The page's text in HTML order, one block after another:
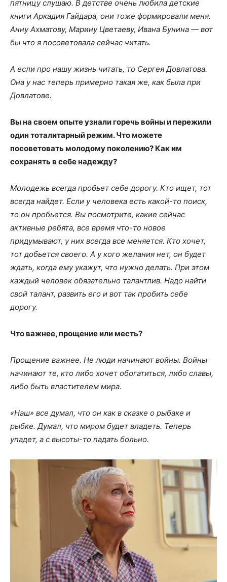
пятницу слушаю. В детстве очень любила детские
книги Аркадия Гайдара, они тоже формировали меня.
Анну Ахматову, Марину Цветаеву, Ивана Бунина — вот
бы что я посоветовала сейчас читать.
А если про нашу жизнь читать, то Сергея Довлатова.
Она у нас теперь примерно такая же, как была при
Довлатове.
Вы на своем опыте узнали горечь войны и пережили
один тоталитарный режим. Что можете
посоветовать молодому поколению? Как им
сохранять в себе надежду?
Молодежь всегда пробьет себе дорогу. Кто ищет, тот
всегда найдет. Если у человека есть какой-то поиск,
то он пробьется. Вы посмотрите, какие сейчас
активные ребята, все время что-то новое
придумывают, у них всегда все меняется. Кто хочет,
тот добьется своего. А у кого желания нет, он будет
ждать, когда ему укажут, что нужно делать. При этом
каждый человек обязательно талантлив. Надо найти
свой талант, развить его и вот так пробить себе
дорогу.
Что важнее, прощение или месть?
Прощение важнее. Не люди начинают войны. Войны
начинают те, кто либо хочет обогатиться, либо славы,
либо быть властителем мира.
«Наш» все думал, что он как в сказке о рыбаке и
рыбке. Думал, что миром будет владеть. Теперь
упадет, а с высоты-то падать больно.